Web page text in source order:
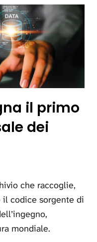
il primo
dei
che raccoglie,
il codice sorgente di
mondiale.